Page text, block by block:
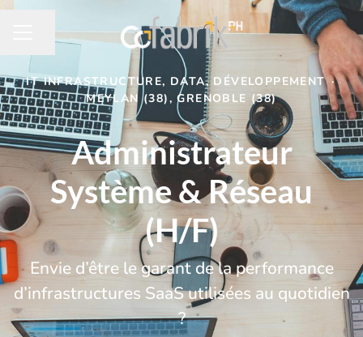
MENU CARRIÈRE
Partager la page
IT INFRASTRUCTURE, DATA, DÉVELOPPEMENT ·
MEYLAN (38), GRENOBLE (38)
Administrateur
Système & Réseau
(H/F)
Envie d’être le garant de la performance
d’infrastructures SaaS utilisées au quotidien
?